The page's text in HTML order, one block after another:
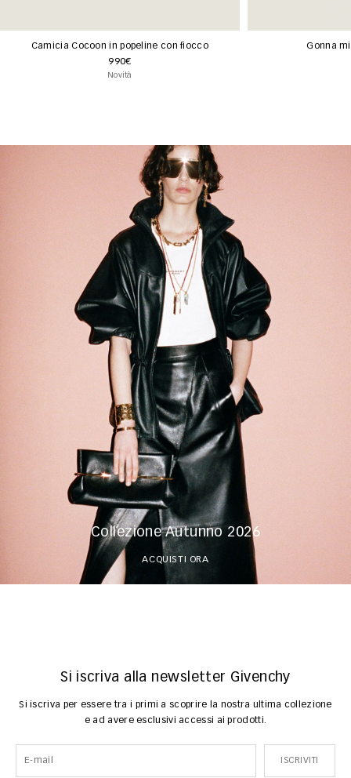
Camicia Cocoon in popeline con fiocco
990€
Novità
Gonna
Collezione Autunno 2026
ACQUISTI ORA
Si iscriva alla newsletter Givenchy
Si iscriva per essere tra i primi a scoprire la nostra ultima collezione
e ad avere esclusivi accessi ai prodotti.
ISCRIVITI